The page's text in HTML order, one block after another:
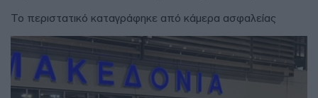
Το περιστατικό καταγράφηκε από κάμερα ασφαλείας